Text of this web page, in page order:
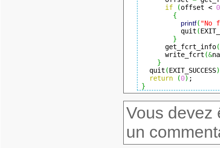
if
(offset < 0
{
printf( "No
quit (
}
get_fcrt_info(
write_fcrt (&
}
quit (EXIT_SUCCESS)
return
(0)
}
Vous devez
un